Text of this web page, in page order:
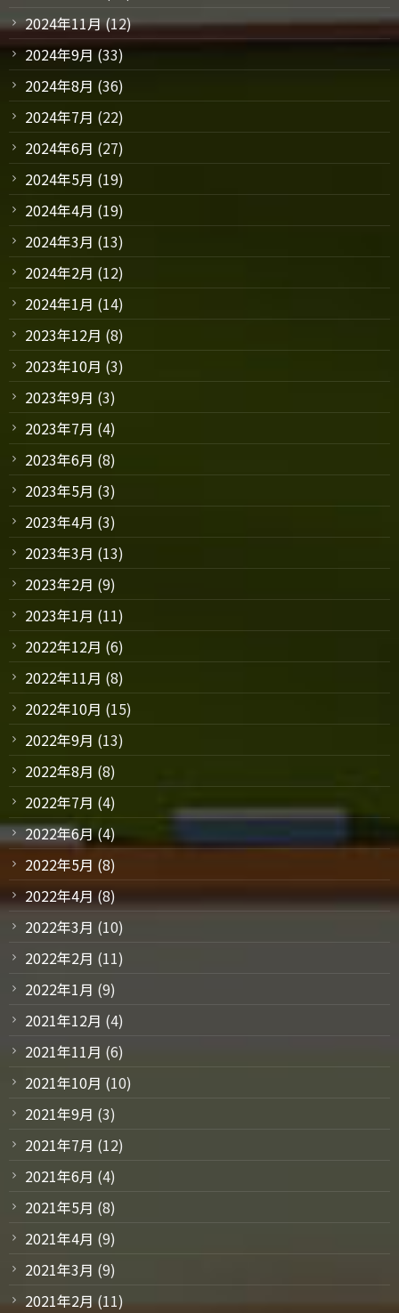
2024年11月(12)
2024年9月 (33)
2024年8月 (36)
2024年7月 (22)
2024年6月 (27)
2024年5月 (19)
2024年4月 (19)
2024年3月 (13)
2024年2月 (12)
2024年1月 (14)
2023年12月 (8)
2023年10月 (3)
2023年9月 (3)
2023年7月 (4)
2023年6月 (8)
2023年5月 (3)
2023年4月 (3)
2023年3月 (13)
2023年2月 (9)
2023年1月 (11)
2022年12月 (6)
2022年11月 (8)
2022年10月 (15)
2022年9月 (13)
2022年8月 (8)
2022年7月 (4)
2022年6月(4)
2022年5月 (8)
2022年4月 (8)
2022年3月 (10)
2022年2月 (11)
2022年1月 (9)
2021年12月 (4)
2021年11月 (6)
2021年10月 (10)
2021年9月 (3)
2021年7月 (12)
2021年6月 (4)
2021年5月 (8)
2021年4月 (9)
2021年3月 (9)
2021年2月 (11)